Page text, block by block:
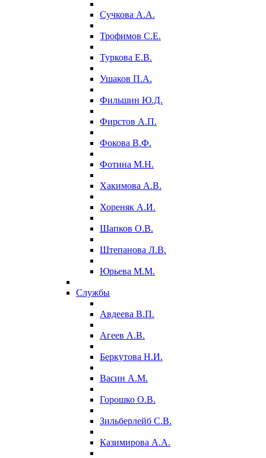
Сучкова А.А.
Трофимов С.Е.
Туркова Е.В.
Ушаков П.А.
Фильшин Ю.Д.
Фирстов А.П.
Фокова В.Ф.
Фотина М.Н.
Хакимова А.В.
Хореняк А.И.
Шапков О.В.
Штепанова Л.В.
Юрьева М.М.
Службы
Авдеева В.П.
Агеев А.В.
Беркутова Н.И.
Васин А.М.
Горошко О.В.
Зильберлейб С.В.
Казимирова А.А.